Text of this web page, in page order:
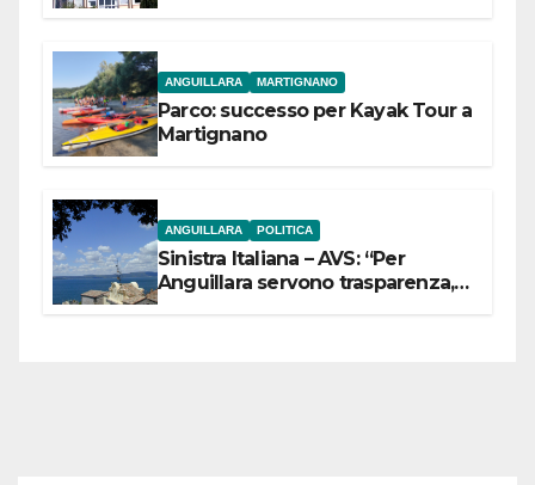
ANGUILLARA MARTIGNANO
Parco: successo per Kayak Tour a
Martignano
ANGUILLARA POLITICA
Sinistra Italiana – AVS: “Per
Anguillara servono trasparenza,